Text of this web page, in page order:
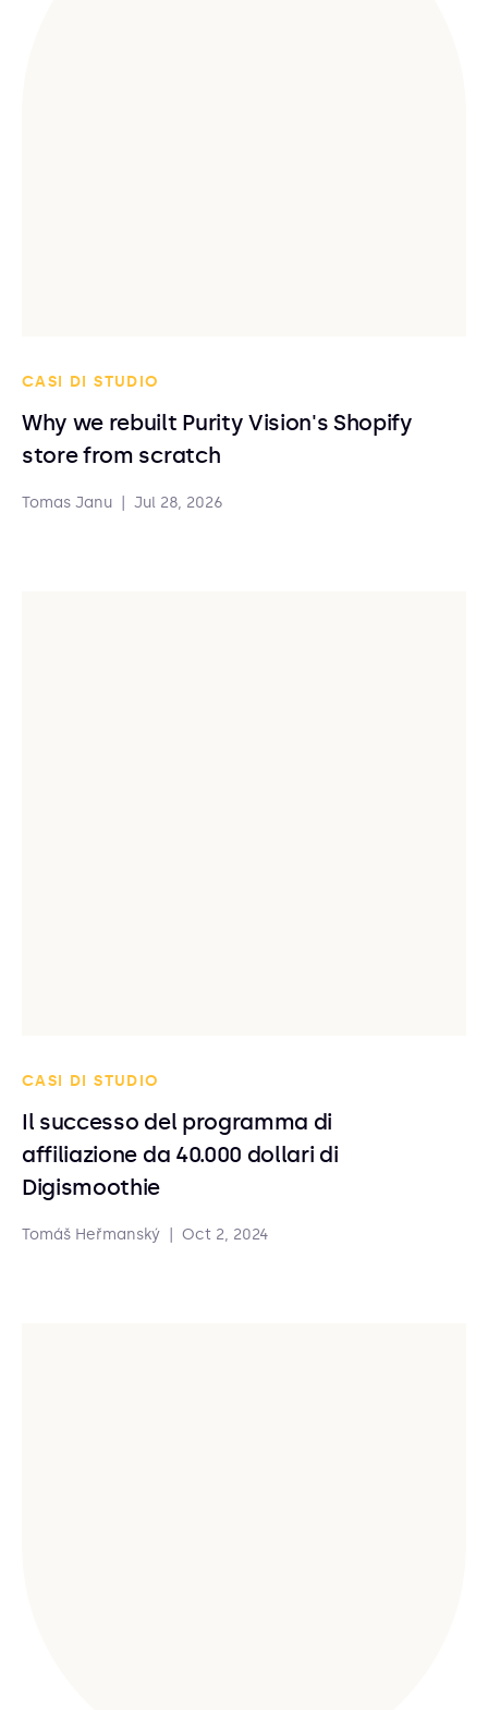
CASI DI STUDIO
Why we rebuilt Purity Vision's Shopify
store from scratch
Tomas Janu Jul 28, 2026
CASI DI STUDIO
Il successo del programma di
affiliazione da 40.000 dollari di
Digismoothie
Tomáš Heřmanský Oct 2, 2024